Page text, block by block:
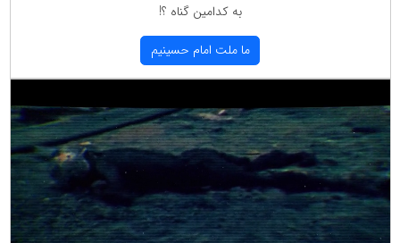
به كدامین گناه ؟!
ما ملت امام حسینیم